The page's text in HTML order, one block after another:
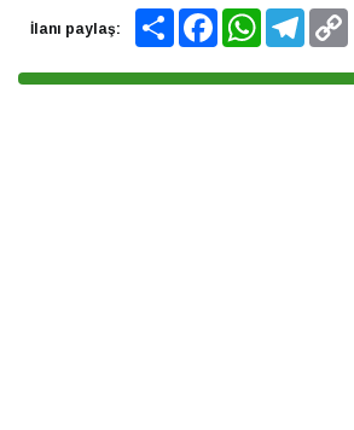
İlanı paylaş:
Share FacebookWhatsApp